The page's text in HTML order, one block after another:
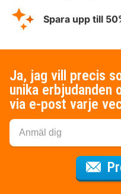
Spara upp till
Ja, jag vill precis
unika erbjudanden
via e-post varje